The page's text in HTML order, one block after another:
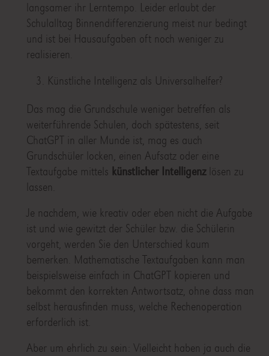
langsamer ihr Lerntempo. Leider erlaubt der
Schulalltag Binnendifferenzierung meist nur bedingt
und ist bei Hausaufgaben oft noch weniger zu
realisieren.
Künstliche Intelligenz als Universalhelfer?
Das mag die Grundschule weniger betreffen als
weiterführende Schulen, doch spätestens, seit
ChatGPT in aller Munde ist, mag es auch
Grundschüler locken, einen Aufsatz oder eine
Textaufgabe mittels künstlicher Intelligenzlösen zu
lassen.
Je nachdem, wie kreativ oder eben nicht die Aufgabe
ist und wie gewitzt der Schüler bzw. die Schülerin
vorgeht, werden Sie den Unterschied kaum
bemerken. Mathematische Textaufgaben kann man
beispielsweise einfach in ChatGPT kopieren und
bekommt den korrekten Antwortsatz, ohne dass man
selbst herausfinden muss, welche Rechenoperation
erforderlich ist.
Aber um ehrlich zu sein: Vielleicht haben ja auch die